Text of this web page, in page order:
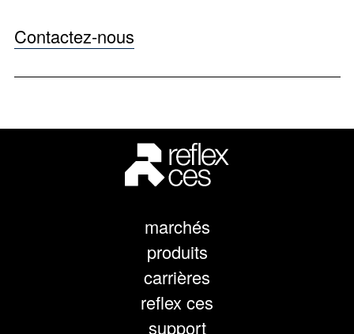
Contactez-nous
marchés
produits
carrières
reflex ces
support